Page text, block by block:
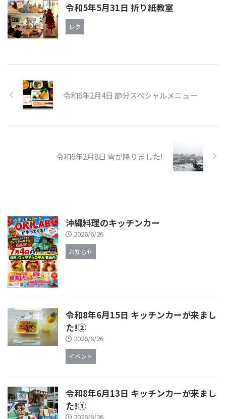
令和5年5月31日 折り紙教室
レク
令和6年2月4日 節分スペシャルメニュー
令和6年2月8日 雪が降りました!
沖縄料理のキッチンカー
2026/6/26
お知らせ
令和8年6月15日 キッチンカーが来まし
た!②
2026/6/26
イベント
令和8年6月13日 キッチンカーが来まし
た!①
2026/6/26